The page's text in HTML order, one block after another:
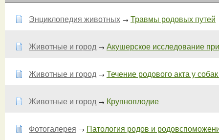
Энциклопедия животных → Травмы родовых путей
Животные и город → Акушерское исследование
Животные и город → Течение родового акта у
Животные и город → Крупноплодие
Фотогалерея → Патология родов и